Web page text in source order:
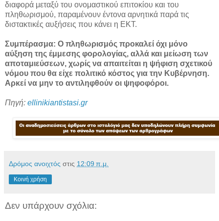
διαφορά μεταξύ του ονομαστικού επιτοκίου και του
πληθωρισμού, παραμένουν έντονα αρνητικά παρά τις
διστακτικές αυξήσεις που κάνει η ΕΚΤ.
Συμπέρασμα: Ο πληθωρισμός προκαλεί όχι μόνο
αύξηση της έμμεσης φορολογίας, αλλά και μείωση των
αποταμιεύσεων, χωρίς να απαιτείται η ψήφιση σχετικού
νόμου που θα είχε πολιτικό κόστος για την Κυβέρνηση.
Αρκεί να μην το αντιληφθούν οι ψηφοφόροι.
Πηγή: ellinikiantistasi.gr
Δρόμος ανοιχτός στις 12:09 π.μ.
Κοινή χρήση
Δεν υπάρχουν σχόλια: